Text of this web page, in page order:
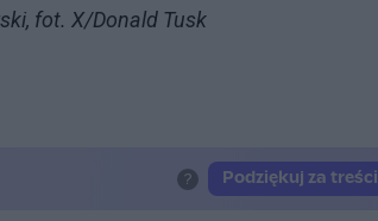
fot. X/Donald Tusk